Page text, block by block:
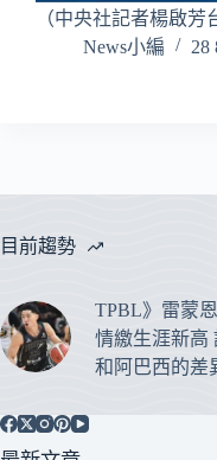
（中央社記者楊啟
News小編
28
目前趨勢
TPBL》雷蒙
情繳生涯新高
和阿巴西的差